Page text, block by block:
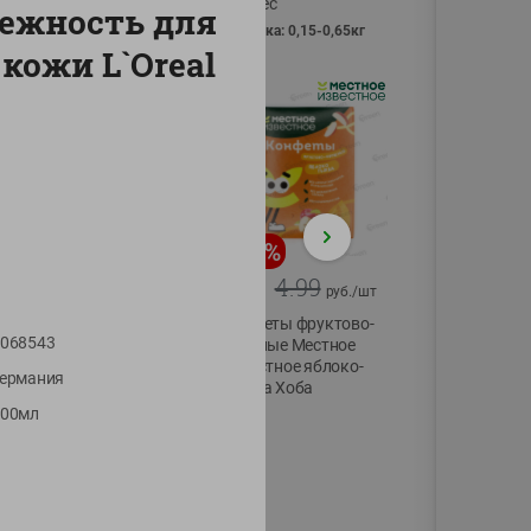
фасовка: 0,15-0,65кг
копченые
Местное известное
20 шт упак
%
4.99 руб./шт
Конфеты фруктово-
ягодные Местное
известное яблоко-
тыква Хоба
для
L`Oreal